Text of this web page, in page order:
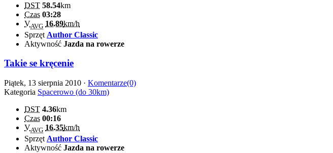
DST 58.54km
Czas 03:28
VAVG 16.89km/h
Sprzęt Author Classic
Aktywność Jazda na rowerze
Takie se kręcenie
Piątek, 13 sierpnia 2010 · Komentarze(0)
Kategoria Spacerowo (do 30km)
DST 4.36km
Czas 00:16
VAVG 16.35km/h
Sprzęt Author Classic
Aktywność Jazda na rowerze